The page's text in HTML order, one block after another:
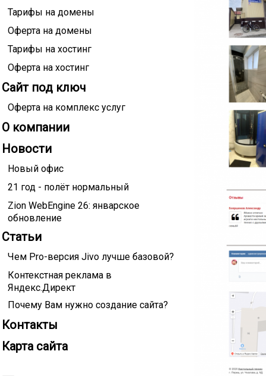
Тарифы на домены
Оферта на домены
Тарифы на хостинг
Оферта на хостинг
Сайт под ключ
Оферта на комплекс услуг
О компании
Новости
Новый офис
21 год - полёт нормальный
Zion WebEngine 26: январское
обновление
Статьи
Чем Pro-версия Jivo лучше базовой?
Контекстная реклама в
Яндекс.Директ
Почему Вам нужно создание сайта?
Контакты
Карта сайта